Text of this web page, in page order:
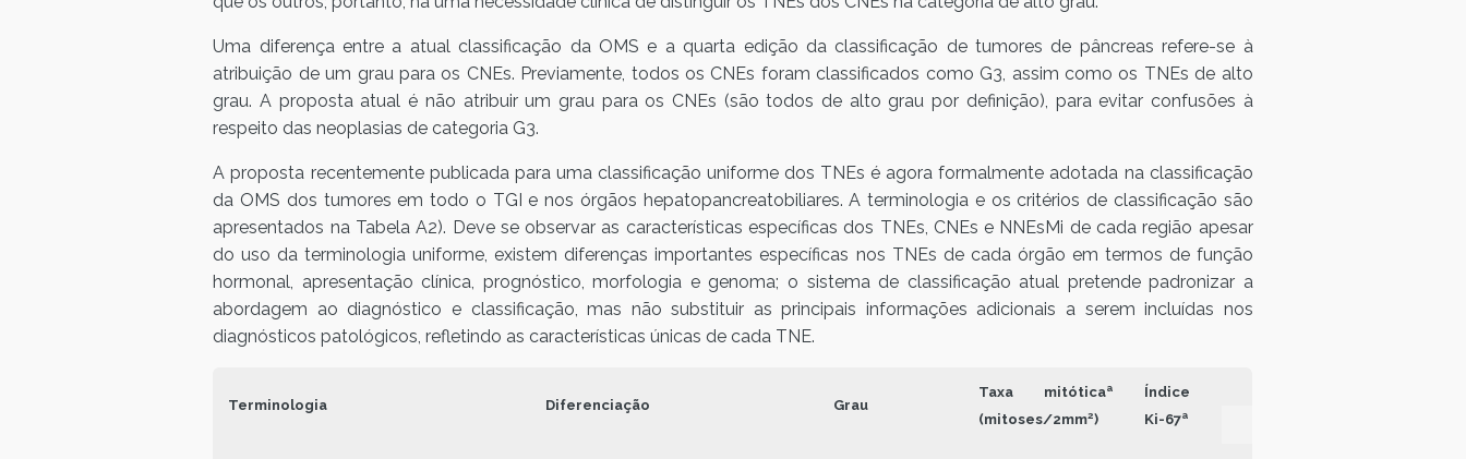
Uma diferença entre a atual classificação da OMS e a quarta edição da classificação de tumores de pâncreas refere-se à
atribuição de um grau para os CNEs. Previamente, todos os CNEs foram classificados como G3, assim como os TNEs de alto
grau. A proposta atual é não atribuir um grau para os CNEs (são todos de alto grau por definição), para evitar confusões à
respeito das neoplasias de categoria G3.
A proposta recentemente publicada para uma classificação uniforme dos TNEs é agora formalmente adotada na classificação
da OMS dos tumores em todo o TGI e nos órgãos hepatopancreatobiliares. A terminologia e os critérios de classificação são
apresentados na Tabela A2). Deve se observar as características específicas dos TNEs, CNEs e NNEsMi de cada região apesar
do uso da terminologia uniforme, existem diferenças importantes específicas nos TNEs de cada órgão em termos de função
hormonal, apresentação clínica, prognóstico, morfologia e genoma; o sistema de classificação atual pretende padronizar a
abordagem ao diagnóstico e classificação, mas não substituir as principais informações adicionais a serem incluídas nos
diagnósticos patológicos, refletindo as características únicas de cada TNE.
Terminologia Diferenciação Grau
Taxa mitóticaa
(mitoses/2mm2)
Índice
Ki-67a